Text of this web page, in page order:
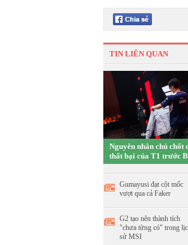
TIN LIÊN QUAN
Nguyên nhân chủ chốt
thất bại của T1 trước
Gumayusi đạt cột mốc
vượt qua cả Faker
G2 tạo nên thành tích
"chưa từng có" trong
sử MSI